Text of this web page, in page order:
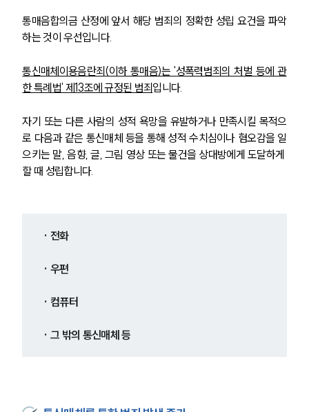
통매음합의금 산정에 앞서 해당 범죄의 정확한 성립 요건을 파악
하는 것이 우선입니다.
통신매체이용음란죄(이하 통매음)는 '성폭력범죄의 처벌 등에 관
한 특례법' 제13조에 규정된 범죄입니다.
자기 또는 다른 사람의 성적 욕망을 유발하거나 만족시킬 목적으
로 다음과 같은 통신매체 등을 통해 성적 수치심이나 혐오감을 일
으키는 말, 음향, 글, 그림 영상 또는 물건을 상대방에게 도달하게
할 때 성립합니다.
· 전화
· 우편
· 컴퓨터
· 그 밖의 통신매체 등